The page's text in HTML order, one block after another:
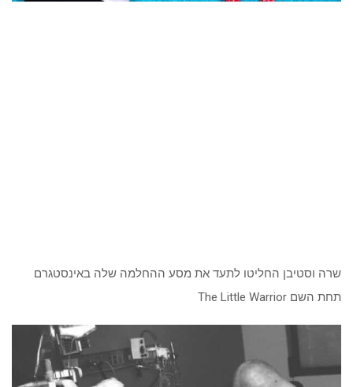
שרה וסטיבן החליטו לתעד את מסע ההחלמה שלה באינסטגרם
תחת השם The Little Warrior